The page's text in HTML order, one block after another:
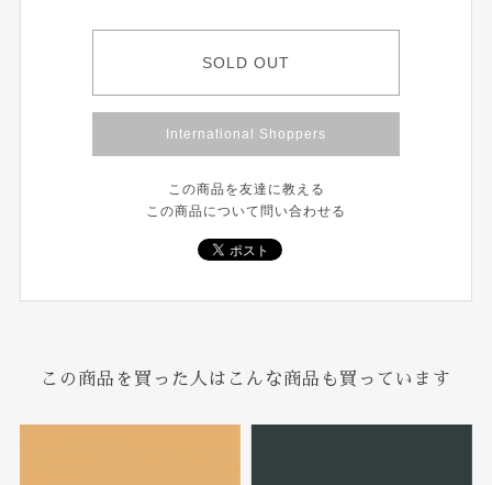
SOLD OUT
International Shoppers
この商品を友達に教える
この商品について問い合わせる
この商品を買った人はこんな商品も買っています